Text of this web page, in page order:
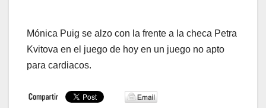
Mónica Puig se alzo con la frente a la checa Petra
Kvitova en el juego de hoy en un juego no apto
para cardiacos.